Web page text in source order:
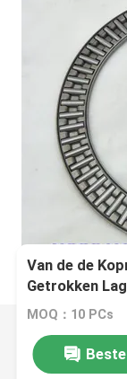
Van de de
Getrokken
Naald
MOQ：10 PCs